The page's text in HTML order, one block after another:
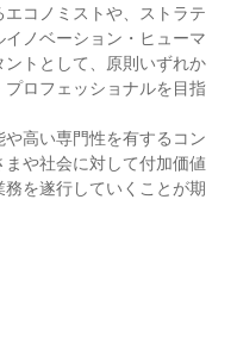
コノミストや、ストラテ
ノベーション・ヒューマ
トとして、原則いずれか
ロフェッショナルを目指
高い専門性を有するコン
や社会に対して付加価値
を遂行していくことが期